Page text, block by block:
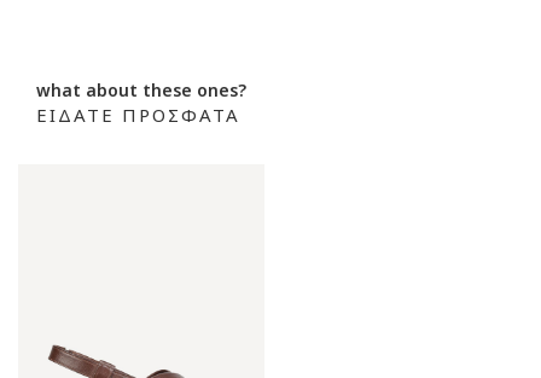
what about these ones?
ΕΙΔΑΤΕ ΠΡΟΣΦΑΤΑ